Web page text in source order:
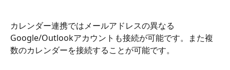
カレンダー連携ではメールアドレスの異なる
Google/Outlookアカウントも接続が可能です。また複
数のカレンダーを接続することが可能です。